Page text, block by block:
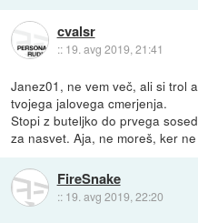
cvalsr
:: 19. avg 2019, 21:41
Janez01, ne vem več, ali si trol
tvojega jalovega cmerjenja.
Stopi z buteljko do prvega
za nasvet. Aja, ne moreš, ker
FireSnake
:: 19. avg 2019, 22:20